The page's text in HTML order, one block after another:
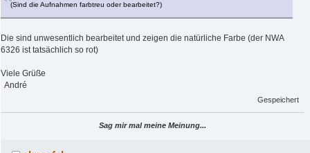
(Sind die Aufnahmen farbtreu oder bearbeitet?)
Die sind unwesentlich bearbeitet und zeigen die natürliche Farbe (der NWA
6326 ist tatsächlich so rot)
Viele Grüße
André
Gespeichert
Sag mir mal meine Meinung...